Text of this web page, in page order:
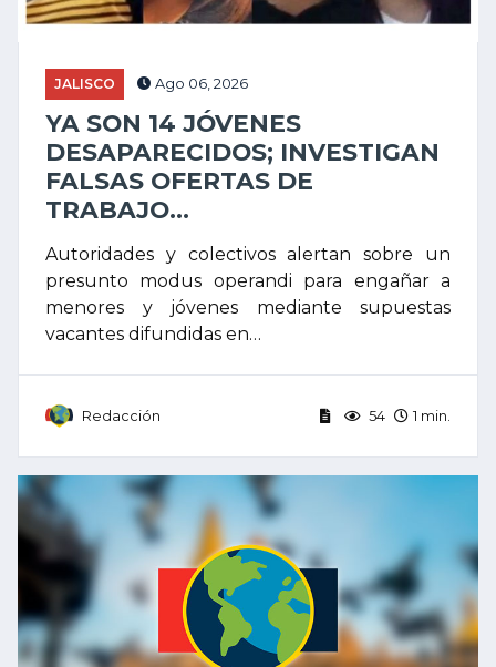
JALISCO Ago 06, 2026
YA SON 14 JÓVENES
DESAPARECIDOS; INVESTIGAN
FALSAS OFERTAS DE
TRABAJO...
Autoridades y colectivos alertan sobre un
presunto modus operandi para engañar a
menores y jóvenes mediante supuestas
vacantes difundidas en…
Redacción 54 1 min.